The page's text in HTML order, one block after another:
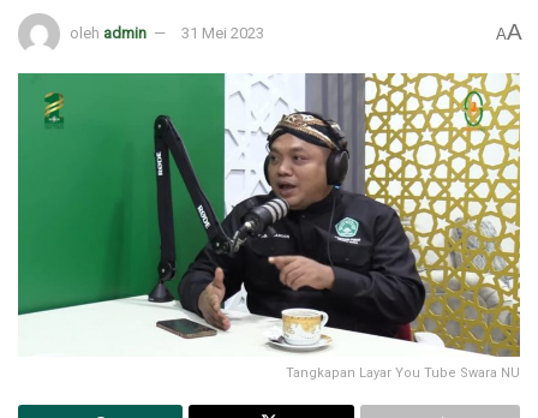
oleh admin 31 Mei 2023 AA
Tangkapan Layar You Tube Swara NU